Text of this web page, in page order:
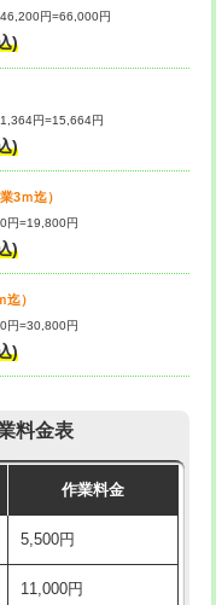
33,000円
33,000円
8,800円～
11,000円+材料費
16,500円+材料費
13,200円+材料費
円=66,000円
)
円=15,664円
)
3ｍ迄）
円=19,800円
)
）
円=30,800円
)
料金表
作業料金
5,500円
11,000円